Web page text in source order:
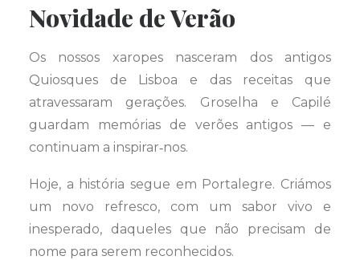
Novidade de Verão
Os nossos xaropes nasceram dos antigos
Quiosques de Lisboa e das receitas que
atravessaram gerações. Groselha e Capilé
guardam memórias de verões antigos — e
continuam a inspirar‑nos.
Hoje, a história segue em Portalegre. Criámos
um novo refresco, com um sabor vivo e
inesperado, daqueles que não precisam de
nome para serem reconhecidos.